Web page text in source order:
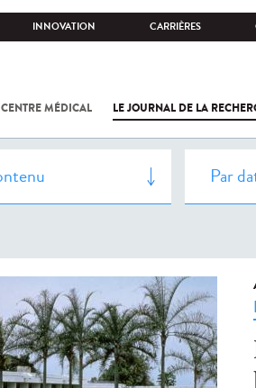
INNOVATION CARRIÈRES
CENTRE MÉDICAL LE JOURNAL DE LA